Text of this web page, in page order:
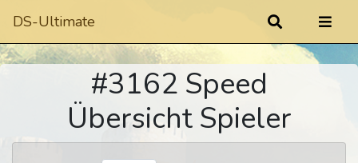
DS-Ultimate
#3162 Speed
Übersicht Spieler